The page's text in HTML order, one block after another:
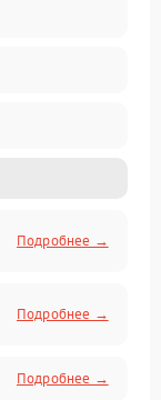
Подробнее →
Подробнее →
Подробнее →